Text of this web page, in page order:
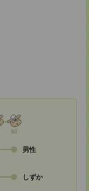
60
男性
しずか